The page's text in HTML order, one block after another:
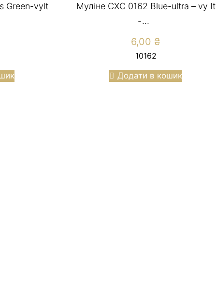
Green-vylt
Муліне СХС 0162 Blue-ultra – vy It
̵...
6,00 ₴
10162
Додати в кошик